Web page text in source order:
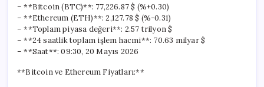
– **Bitcoin (BTC)**: 77,226.87 $ (%+0.30)
– **Ethereum (ETH)**: 2,127.78 $ (%-0.31)
– **Toplam piyasa değeri**: 2.57 trilyon $
– **24 saatlik toplam işlem hacmi**: 70.63 milyar $
– **Saat**: 09:30, 20 Mayıs 2026
**Bitcoin ve Ethereum Fiyatları:**